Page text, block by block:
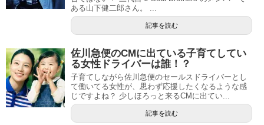
ある山下健二郎さん。 ...
記事を読む
佐川急便のCMに出ている子育てしてい
る女性ドライバーは誰！？
子育てしながら佐川急便のセールスドライバーとし
て働いてる女性が、思わず応援したくなるような感
じですよね？ 少しほろっと来るCMに出てい...
記事を読む